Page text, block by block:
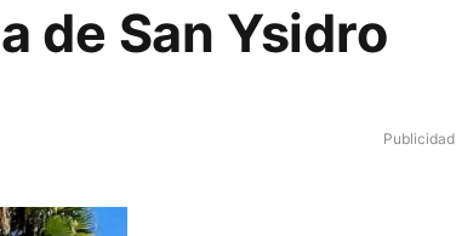
de San Ysidro
Publicidad